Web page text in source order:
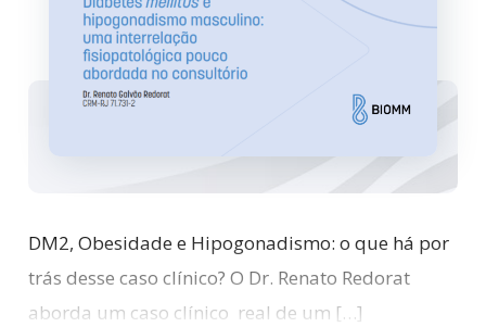
DM2, Obesidade e Hipogonadismo: o que há por
trás desse caso clínico? O Dr. Renato Redorat
aborda um caso clínico real de um […]